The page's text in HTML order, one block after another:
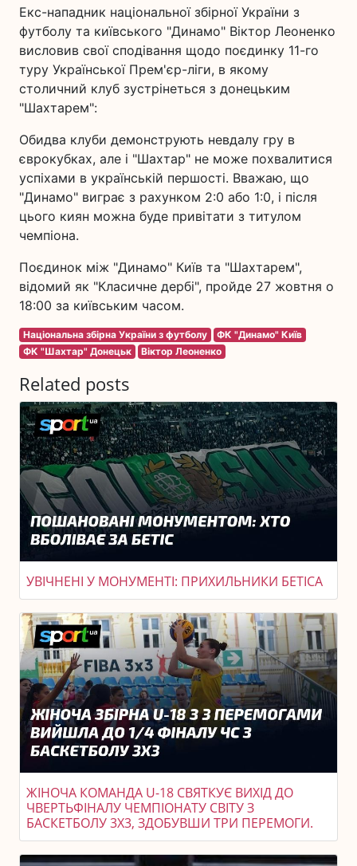
Екс-нападник національної збірної України з
футболу та київського "Динамо" Віктор Леоненко
висловив свої сподівання щодо поєдинку 11-го
туру Української Прем'єр-ліги, в якому
столичний клуб зустрінеться з донецьким
"Шахтарем":
Обидва клуби демонструють невдалу гру в
єврокубках, але і "Шахтар" не може похвалитися
успіхами в українській першості. Вважаю, що
"Динамо" виграє з рахунком 2:0 або 1:0, і після
цього киян можна буде привітати з титулом
чемпіона.
Поєдинок між "Динамо" Київ та "Шахтарем",
відомий як "Класичне дербі", пройде 27 жовтня о
18:00 за київським часом.
Національна збірна України з футболу
ФК "Динамо" Київ
ФК "Шахтар" Донецьк
Віктор Леоненко
Related posts
УВІЧНЕНІ У МОНУМЕНТІ: ПРИХИЛЬНИКИ БЕТІСА
ЖІНОЧА КОМАНДА U-18 СВЯТКУЄ ВИХІД ДО
ЧВЕРТЬФІНАЛУ ЧЕМПІОНАТУ СВІТУ З
БАСКЕТБОЛУ 3X3, ЗДОБУВШИ ТРИ ПЕРЕМОГИ.